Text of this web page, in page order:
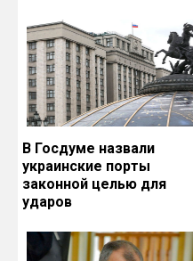
В Госдуме назвали
украинские порты
законной целью для
ударов